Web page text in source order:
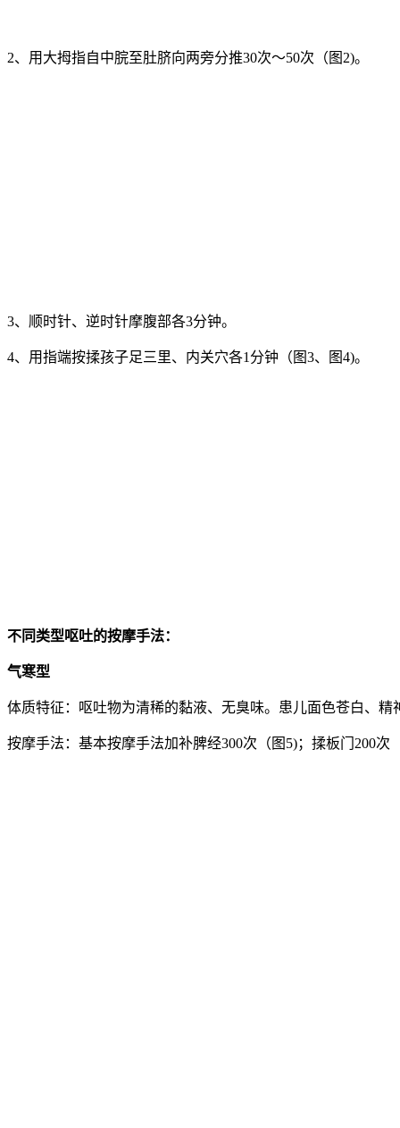
2、用大拇指自中脘至肚脐向两旁分推30次〜50次（图2)。
3、顺时针、逆时针摩腹部各3分钟。
4、用指端按揉孩子足三里、内关穴各1分钟（图3、图4)。
不同类型呕吐的按摩手法：
气寒型
体质特征：呕吐物为清稀的黏液、无臭味。患儿面色苍白、精
按摩手法：基本按摩手法加补脾经300次（图5)；揉板门200